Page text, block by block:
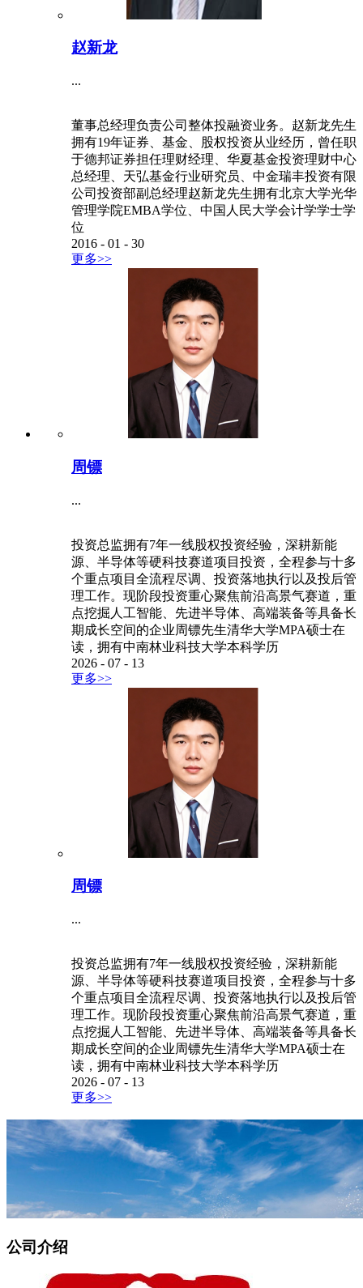
赵新龙
...
董事总经理负责公司整体投融资业务。赵新龙先生
拥有19年证券、基金、股权投资从业经历，曾任职
于德邦证券担任理财经理、华夏基金投资理财中心
总经理、天弘基金行业研究员、中金瑞丰投资有限
公司投资部副总经理赵新龙先生拥有北京大学光华
管理学院EMBA学位、中国人民大学会计学学士学
位
2016 - 01 - 30
更多>>
周镖
...
投资总监拥有7年一线股权投资经验，深耕新能
源、半导体等硬科技赛道项目投资，全程参与十多
个重点项目全流程尽调、投资落地执行以及投后管
理工作。现阶段投资重心聚焦前沿高景气赛道，重
点挖掘人工智能、先进半导体、高端装备等具备长
期成长空间的企业周镖先生清华大学MPA硕士在
读，拥有中南林业科技大学本科学历
2026 - 07 - 13
更多>>
周镖
...
投资总监拥有7年一线股权投资经验，深耕新能
源、半导体等硬科技赛道项目投资，全程参与十多
个重点项目全流程尽调、投资落地执行以及投后管
理工作。现阶段投资重心聚焦前沿高景气赛道，重
点挖掘人工智能、先进半导体、高端装备等具备长
期成长空间的企业周镖先生清华大学MPA硕士在
读，拥有中南林业科技大学本科学历
2026 - 07 - 13
更多>>
公司介绍